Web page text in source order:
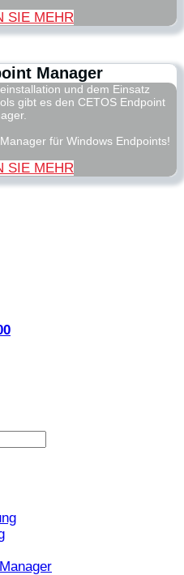
SIE MEHR
Manager
und dem Einsatz
gibt es den CETOS Endpoint
für Windows Endpoints!
SIE MEHR